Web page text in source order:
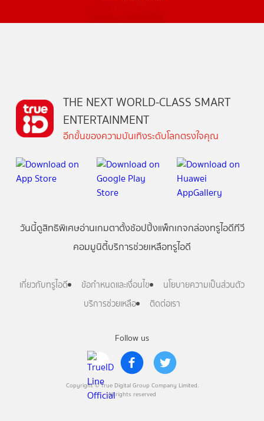
Follow us
Copyright © True Digital Group Company Limited.
All rights reserved
THE NEXT WORLD-CLASS SMART
ENTERTAINMENT
อีกขั้นของความบันเทิงระดับโลกตรงใจคุณ
วันนี้ดูสิทธิพิเศษอ่านเกมตาตั้งช้อปปิ้งแพ็กเกจกล่องทรูไอดีทีวี
คอมมูนิตี้บริการช่วยเหลือทรูไอดี
เกี่ยวกับทรูไอดี ข้อกำหนดและเงื่อนไข
นโยบายความเป็นส่วนตัว
บริการช่วยเหลือ
ติดต่อเรา